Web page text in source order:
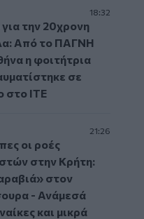
18:32
την 20χρονη
Από το ΠΑΓΝΗ
η φοιτήτρια
σε
στο ΙΤΕ
21:26
οι ροές
στην Κρήτη:
στον
- Ανάμεσά
και μικρά